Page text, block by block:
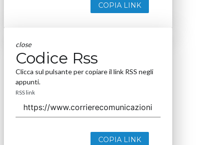
COPIA LINK
close
Codice Rss
Clicca sul pulsante per copiare il link RSS negli
appunti.
RSS link
COPIA LINK